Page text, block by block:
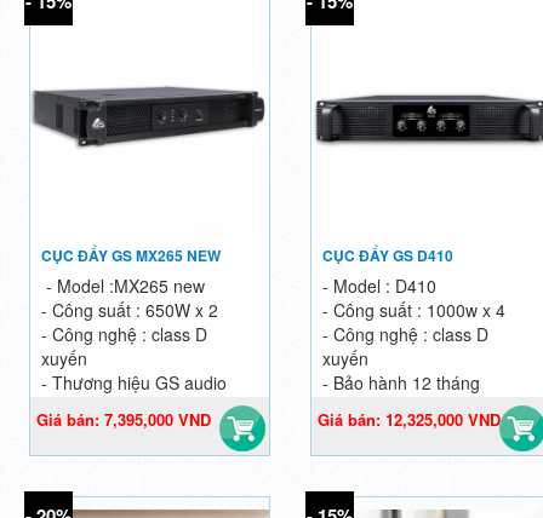
CỤC ĐẨY GS MX265 NEW
- Model :MX265 new
- Công suất : 650W x 2
- Công nghệ : class D
xuyến
- Thương hiệu GS audio
Giá gốc: 8,700,000 VND
Giá bán: 7,395,000 VND
CỤC ĐẨY GS D410
- Model : D410
- Công suất : 1000w x 4
- Công nghệ : class D
xuyến
- Bảo hành 12 tháng
Giá gốc: 14,500,000 VND
Giá bán: 12,325,000 VND